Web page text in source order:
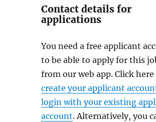
Contact details for
applications
You need a free applicant
to be able to apply for this
from our web app. Click here
create your applicant
login with your existing
account. Alternatively, you